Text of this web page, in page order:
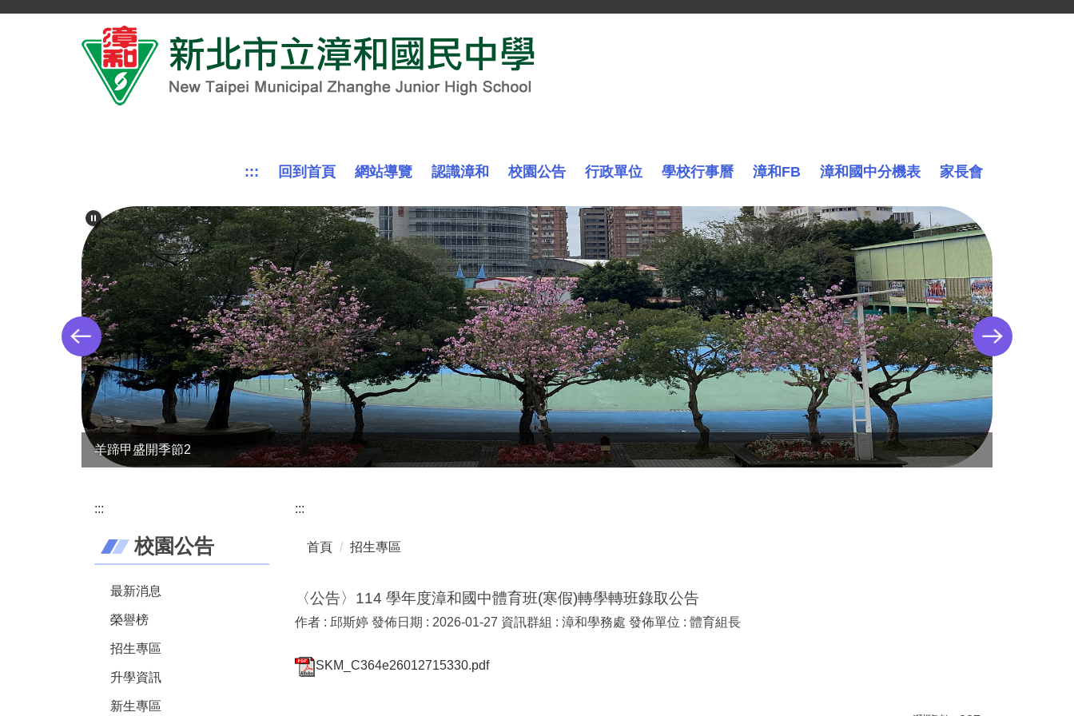
::: 回到首頁 網站導覽 認識漳和 校園公告 行政單位 學校行事曆 漳和FB 漳和國中分機表 家長會
羊蹄甲盛開季節2
:::
校園公告
最新消息
榮譽榜
招生專區
升學資訊
新生專區
:::
首頁 招生專區
〈公告〉114 學年度漳和國中體育班(寒假)轉學轉班錄取公告
作者 : 邱斯婷 發佈日期 : 2026-01-27 資訊群組 : 漳和學務處 發佈單位 : 體育組長
SKM_C364e26012715330.pdf